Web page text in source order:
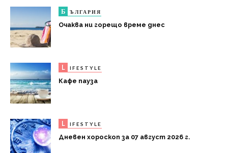
Б ЪЛГАРИЯ
Очаква ни горещо време днес
L IFESTYLE
Кафе пауза
L IFESTYLE
Дневен хороскоп за 07 август 2026 г.